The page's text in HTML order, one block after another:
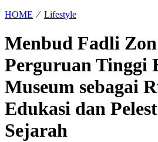
HOME ⁄ Lifestyle
Menbud Fadli
Perguruan Tinggi
Museum sebagai
Edukasi dan
Sejarah